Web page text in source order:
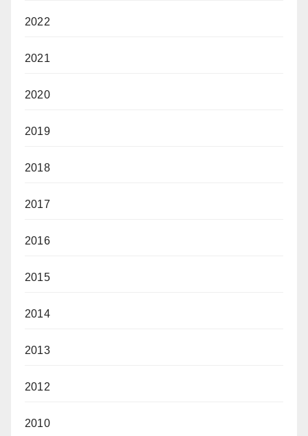
2022
2021
2020
2019
2018
2017
2016
2015
2014
2013
2012
2010